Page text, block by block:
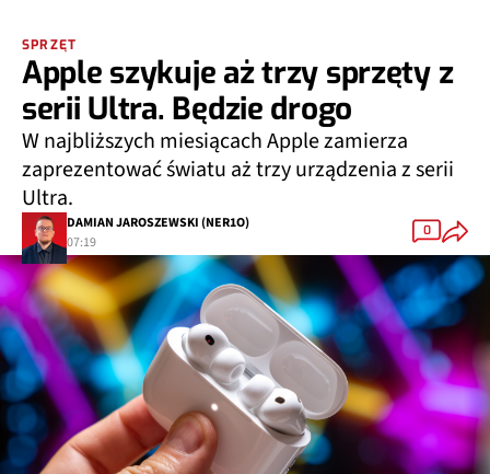
SPRZĘT
Apple szykuje aż trzy sprzęty z
serii Ultra. Będzie drogo
W najbliższych miesiącach Apple zamierza
zaprezentować światu aż trzy urządzenia z serii
Ultra.
DAMIAN JAROSZEWSKI (NER1O)
07:19
0